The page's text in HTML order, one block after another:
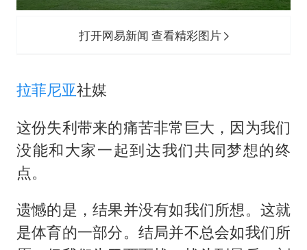
打开网易新闻 查看精彩图片
拉菲尼亚社媒
这份失利带来的痛苦非常巨大，因为我们
没能和大家一起到达我们共同梦想的终
点。
遗憾的是，结果并没有如我们所想。这就
是体育的一部分。结局并不总会如我们所